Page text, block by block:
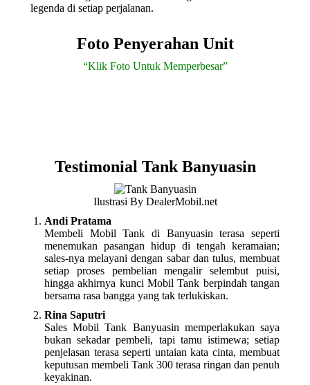
legenda di setiap perjalanan.
Foto Penyerahan Unit
“Klik Foto Untuk Memperbesar”
Testimonial Tank Banyuasin
Ilustrasi By DealerMobil.net
Andi Pratama
Membeli Mobil Tank di Banyuasin terasa seperti
menemukan pasangan hidup di tengah keramaian;
sales-nya melayani dengan sabar dan tulus, membuat
setiap proses pembelian mengalir selembut puisi,
hingga akhirnya kunci Mobil Tank berpindah tangan
bersama rasa bangga yang tak terlukiskan.
Rina Saputri
Sales Mobil Tank Banyuasin memperlakukan saya
bukan sekadar pembeli, tapi tamu istimewa; setiap
penjelasan terasa seperti untaian kata cinta, membuat
keputusan membeli Tank 300 terasa ringan dan penuh
keyakinan.